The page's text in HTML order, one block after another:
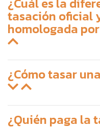
tasación oficial
homologada
¿Cómo tasar
¿Quién paga la